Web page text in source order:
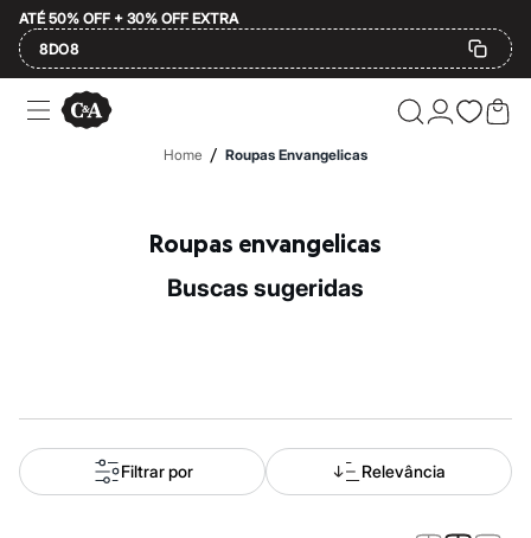
ATÉ 50% OFF + 30% OFF EXTRA
8DO8
Ofertas
Compre por Departamento
Alfaiataria
Novidades
Roupas
Blusas e Camisetas
Home / Roupas Envangelicas
Roupas envangelicas
buscas sugeridas
Filtrar por Relevância